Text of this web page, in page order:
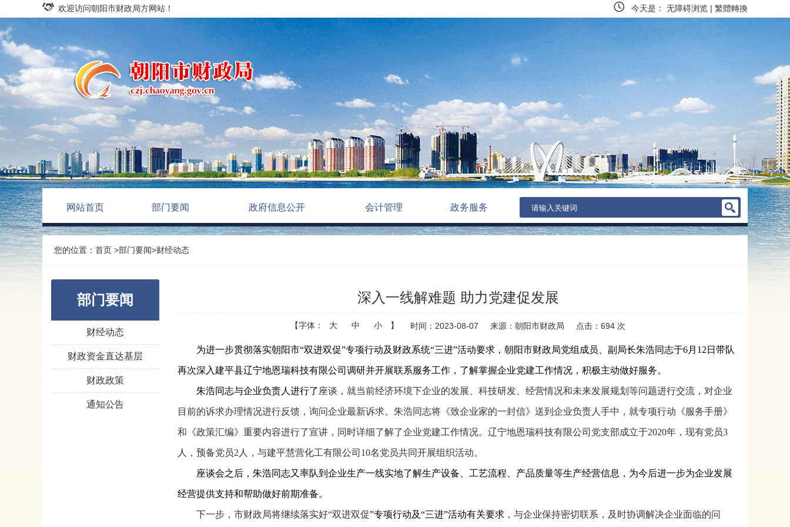
欢迎访问朝阳市财政局方网站！ 今天是： 无障碍浏览 | 繁體轉換
网站首页 部门要闻 政府信息公开 会计管理 政务服务
您的位置： 首页 >部门要闻>财经动态
部门要闻
财经动态
财政资金直达基层
财政政策
通知公告
深入一线解难题 助力党建促发展
【字体： 大 中 小 】 时间：2023-08-07 来源：朝阳市财政局 点击：694 次
为进一步贯彻落实朝阳市“双进双促”专项行动及财政系统“三进”活动要求，朝阳市财政局党组成员、副局长朱浩同志于6月12日带队
再次深入建平县辽宁地恩瑞科技有限公司调研并开展联系服务工作， 了解掌握企业党建工作情况，积极主动做好服务。
朱浩同志与企业负责人进行了 座谈，就当前经济环境下企业的发展、科技研发、经营情况和未来发展规划等问题进行交流，对企业
目前的诉求办理情况进行反馈，询问企业最新诉求。朱浩同志将《致企业家的一封信》送到企业负责人手中，就专项行动《服务手册》
和《政策汇编》重要内容进行了宣讲，同时详细了解了企业党建工作情况。辽宁地恩瑞科技有限公司党支部成立于2020年，现有党员3
人，预备党员2人，与建平慧营化工有限公司10名党员共同开展组织活动。
座谈会之后，朱浩同志又率队到企业生产一线实地了解生产设备、工艺流程、产品质量等生产经营信息，为今后进一步为企业发展
经营提供支持和帮助做好前期准备。
下一步，市财政局将继续落实好“双进双促”专项行动及“三进”活动有关要求，与企业保持密切联系，及时协调解决企业面临的问